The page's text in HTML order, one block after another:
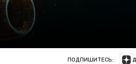
ПОДПИШИТЕСЬ: